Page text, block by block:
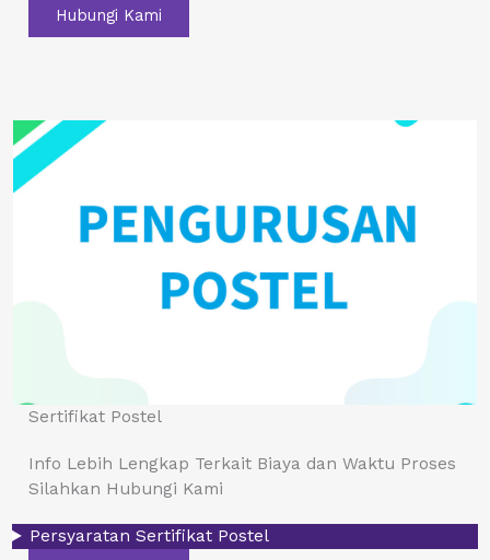
Hubungi Kami
Sertifikat Postel
Info Lebih Lengkap Terkait Biaya dan Waktu Proses
Silahkan Hubungi Kami
Persyaratan Sertifikat Postel